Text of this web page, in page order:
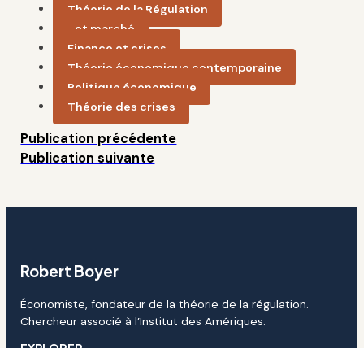
Théorie de la Régulation
...et marché
Finance et crises
Théorie économique contemporaine
Politique économique
Théorie des crises
Publication précédente
Publication suivante
Robert Boyer
Économiste, fondateur de la théorie de la régulation.
Chercheur associé à l’Institut des Amériques.